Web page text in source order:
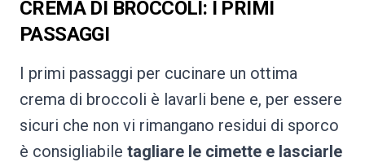
CREMA DI BROCCOLI: I PRIMI
PASSAGGI
I primi passaggi per cucinare un ottima
crema di broccoli è lavarli bene e, per essere
sicuri che non vi rimangano residui di sporco
è consigliabile tagliare le cimette e lasciarle